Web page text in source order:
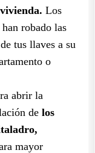
Los
robado las
tus llaves a su
o
abrir la
de los
mayor